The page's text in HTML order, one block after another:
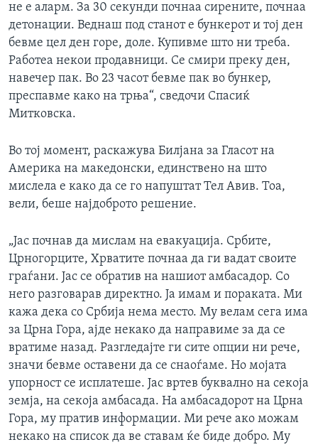
не е аларм. За 30 секунди почнаа сирените, почнаа
детонации. Веднаш под станот е бункерот и тој ден
бевме цел ден горе, доле. Купивме што ни треба.
Работеа некои продавници. Се смири преку ден,
навечер пак. Во 23 часот бевме пак во бункер,
преспавме како на трња“, сведочи Спасиќ
Митковска.
Во тој момент, раскажува Билјана за Гласот на
Америка на македонски, единствено на што
мислела е како да се го напуштат Тел Авив. Тоа,
вели, беше најдоброто решение.
„Јас почнав да мислам на евакуација. Србите,
Црногорците, Хрватите почнаа да ги вадат своите
граѓани. Јас се обратив на нашиот амбасадор. Со
него разговарав директно. Ја имам и пораката. Ми
кажа дека со Србија нема место. Му велам сега има
за Црна Гора, ајде некако да направиме за да се
вратиме назад. Разгледајте ги сите опции ни рече,
значи бевме оставени да се снаоѓаме. Но мојата
упорност се исплатеше. Јас вртев буквално на секоја
земја, на секоја амбасада. На амбасадорот на Црна
Гора, му пратив информации. Ми рече ако можам
некако на список да ве ставам ќе биде добро. Му